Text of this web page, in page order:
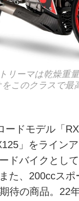
リーマは乾燥重
このクラスで最
ードモデル「
」をライン
ドバイクとし
た、200ccスポ
待の商品。22